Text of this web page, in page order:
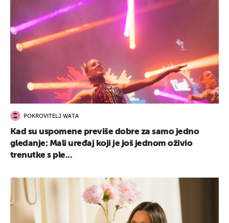
POKROVITELJ WATA
Kad su uspomene previše dobre za samo jedno
gledanje: Mali uređaj koji je još jednom oživio
trenutke s ple...